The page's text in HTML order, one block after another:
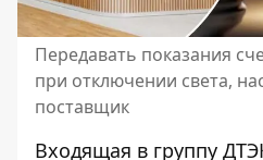
Передавать показания
при отключении света,
поставщик
Входящая в группу